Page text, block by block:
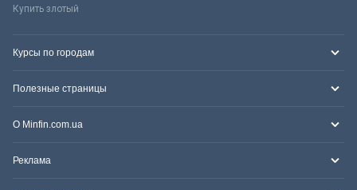
Купить злотый
Курсы по городам
Полезные страницы
О Minfin.com.ua
Реклама